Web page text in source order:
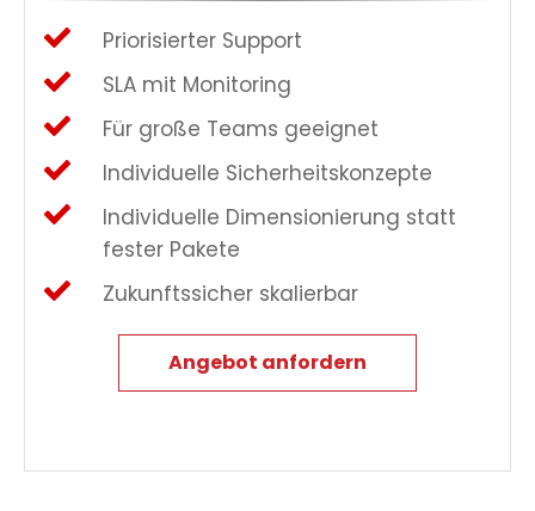
Priorisierter Support
SLA mit Monitoring
Für große Teams geeignet
Individuelle Sicherheitskonzepte
Individuelle Dimensionierung statt
fester Pakete
Zukunftssicher skalierbar
Angebot anfordern